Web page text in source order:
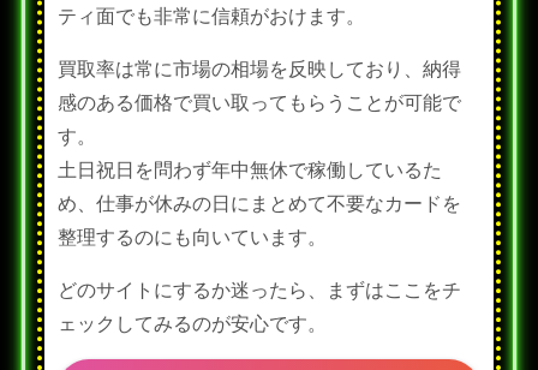
ティ面でも非常に信頼がおけます。
買取率は常に市場の相場を反映しており、納得
感のある価格で買い取ってもらうことが可能で
す。
土日祝日を問わず年中無休で稼働しているた
め、仕事が休みの日にまとめて不要なカードを
整理するのにも向いています。
どのサイトにするか迷ったら、まずはここをチ
ェックしてみるのが安心です。